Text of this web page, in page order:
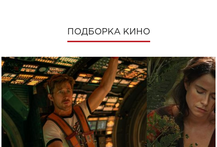
ПОДБОРКА КИНО